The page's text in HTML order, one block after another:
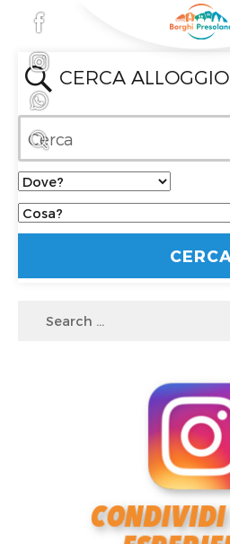
CERCA ALLOGGIO